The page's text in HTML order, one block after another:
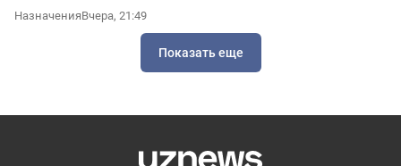
НазначенияВчера, 21:49
Показать еще